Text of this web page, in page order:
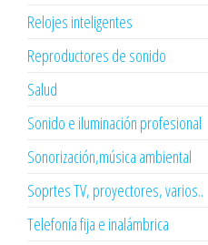
Relojes inteligentes
Reproductores de sonido
Salud
Sonido e iluminación profesional
Sonorización,música ambiental
Soprtes TV, proyectores, varios..
Telefonía fija e inalámbrica